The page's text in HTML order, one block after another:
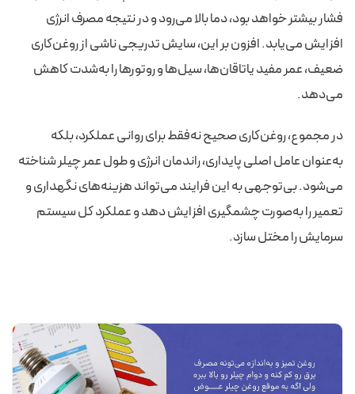
فشار بیشتر خواهد بود، دما بالا می‌رود و در نتیجه مصرف انرژی
افزایش می‌یابد. افزون بر این، سایش تدریجی ناشی از روغن‌کاری
ضعیف، عمر مفید یاتاقان‌ها، سیل‌ها و روتورها را به‌شدت کاهش
می‌دهد.
در مجموع، روغن‌کاری صحیح نه‌فقط برای روانی عملکرد، بلکه
به‌عنوان عامل اصلی پایداری، راندمان انرژی و طول عمر چیلر شناخته
می‌شود. بی‌توجهی به این فرایند می‌تواند هزینه‌های نگهداری و
تعمیر را به‌صورت چشمگیری افزایش دهد و عملکرد کل سیستم
سرمایش را مختل سازد.